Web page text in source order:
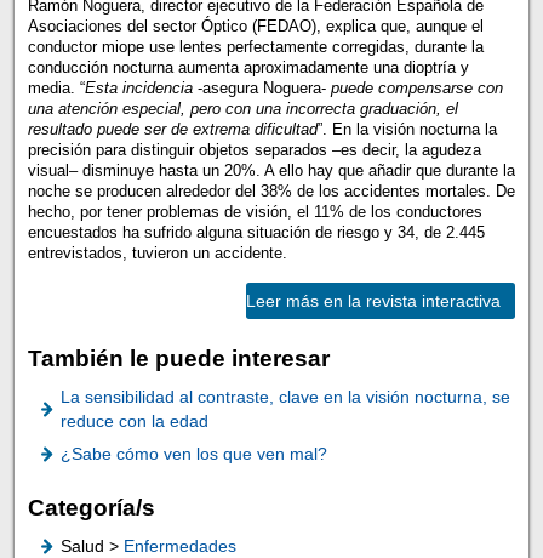
Ramón Noguera, director ejecutivo de la Federación Española de
Asociaciones del sector Óptico (FEDAO), explica que, aunque el
conductor miope use lentes perfectamente corregidas, durante la
conducción nocturna aumenta aproximadamente una dioptría y
media. “Esta incidencia-asegura Noguera- puede compensarse con
una atención especial, pero con una incorrecta graduación, el
resultado puede ser de extrema dificultad”. En la visión nocturna la
precisión para distinguir objetos separados –es decir, la agudeza
visual– disminuye hasta un 20%. A ello hay que añadir que durante la
noche se producen alrededor del 38% de los accidentes mortales. De
hecho, por tener problemas de visión, el 11% de los conductores
encuestados ha sufrido alguna situación de riesgo y 34, de 2.445
entrevistados, tuvieron un accidente.
Leer más en la revista interactiva
También le puede interesar
La sensibilidad al contraste, clave en la visión nocturna, se
reduce con la edad
¿Sabe cómo ven los que ven mal?
Categoría/s
Salud > Enfermedades